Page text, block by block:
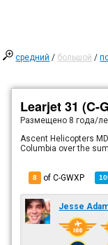
средний / большой /
Learjet 31 (C-
Размещено 8 года/
Ascent Helicopters
Columbia over the
8 of C-GWXP
Jesse